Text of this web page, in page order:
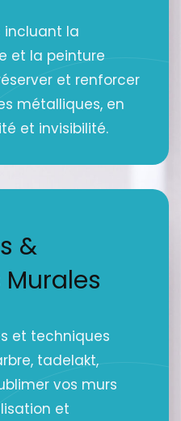
incluant la
et la peinture
et renforcer
métalliques, en
et invisibilité.
&
et techniques
tadelakt,
vos murs
et